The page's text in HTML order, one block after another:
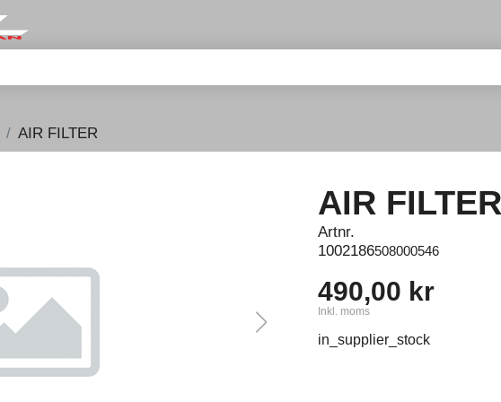
AIR FILTER
AIR FILTER
Artnr.
1002186508000546
490,00 kr
Inkl. moms
in_supplier_stock